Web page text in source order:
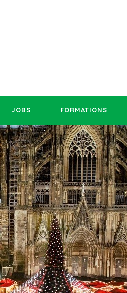
JOBS FORMATIONS